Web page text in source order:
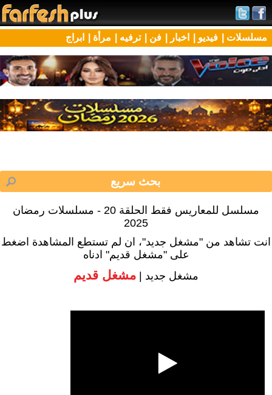
مسلسلات | فيديو | اخبار | فن | ترفيه | مرأة | ابراج
مسلسل للمعاريس فقط الحلقة 20 - مسلسلات رمضان
2025
انت تشاهد من "مشغل جديد"، ان لم تستطع المشاهدة اضغط
على "مشغل قديم" ادناه
مشغل جديد | مشغل قديم